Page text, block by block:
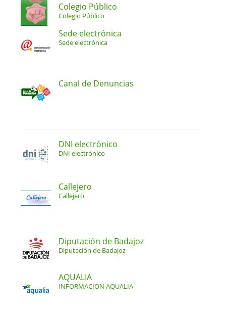
Colegio Público
Colegio Público
Sede electrónica
Sede electrónica
Canal de Denuncias
DNI electrónico
DNI electrónico
Callejero
Callejero
Diputación de Badajoz
Diputación de Badajoz
AQUALIA
INFORMACION AQUALIA